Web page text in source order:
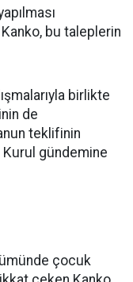
bu taleplerin
birlikte
de
teklifinin
Kurul gündemine
çocuk